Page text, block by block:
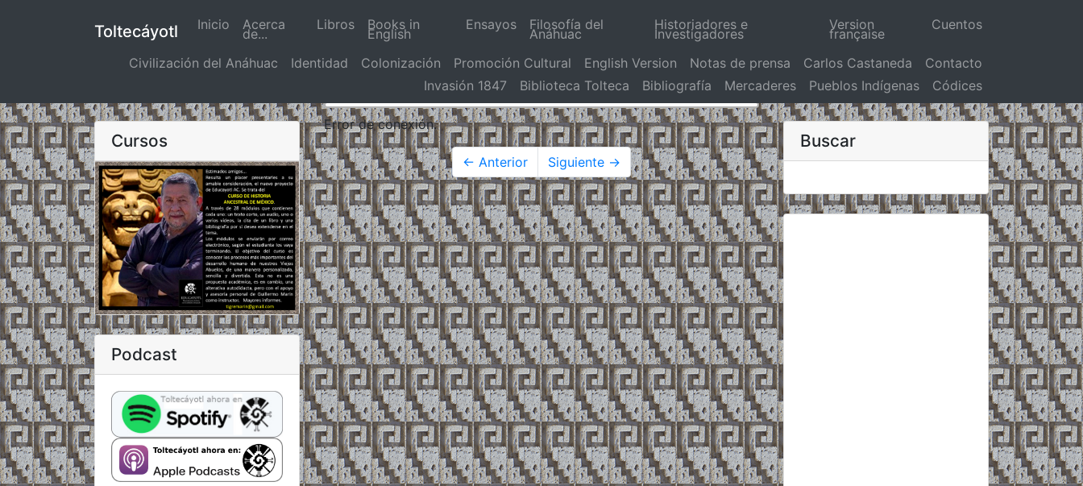
Toltecáyotl Inicio (actual)
Acerca
de...
Libros Books in
English
Ensayos Filosofía del
Anáhuac
Historiadores e
Investigadores
Version
française
Cuentos
Civilización del Anáhuac Identidad Colonización Promoción Cultural English Version Notas de prensa Carlos Castaneda
Contacto
Invasión 1847
Biblioteca Tolteca Bibliografía Mercaderes Pueblos Indígenas Códices
Cursos
Podcast
Error de conexión.
← Anterior Siguiente →
Buscar